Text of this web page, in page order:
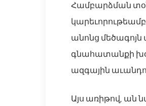
Համբարձման
անոնց
գնահատանքի
ազգային
Այս առիթով, ան